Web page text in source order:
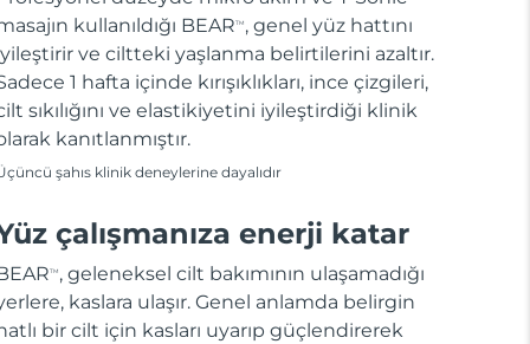
kullanıldığı BEARTM , genel yüz hattını
ve ciltteki yaşlanma belirtilerini azaltır.
1 hafta içinde kırışıklıkları, ince çizgileri,
sıkılığını ve elastikiyetini iyileştirdiği klinik
kanıtlanmıştır.
şahıs klinik deneylerine dayalıdır
çalışmanıza enerji katar
TM , geleneksel cilt bakımının ulaşamadığı
kaslara ulaşır. Genel anlamda belirgin
bir cilt için kasları uyarıp güçlendirerek